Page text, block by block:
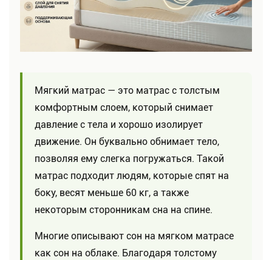
Мягкий матрас — это матрас с толстым
комфортным слоем, который снимает
давление с тела и хорошо изолирует
движение. Он буквально обнимает тело,
позволяя ему слегка погружаться. Такой
матрас подходит людям, которые спят на
боку, весят меньше 60 кг, а также
некоторым сторонникам сна на спине.
Многие описывают сон на мягком матрасе
как сон на облаке. Благодаря толстому